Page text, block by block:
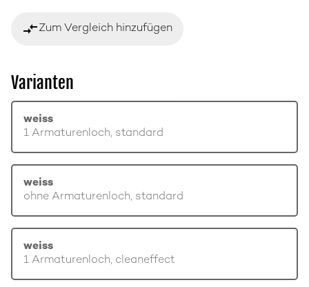
compare_arrowsZum Vergleich hinzufügen
Varianten
weiss
1 Armaturenloch, standard
weiss
ohne Armaturenloch, standard
weiss
1 Armaturenloch, cleaneffect